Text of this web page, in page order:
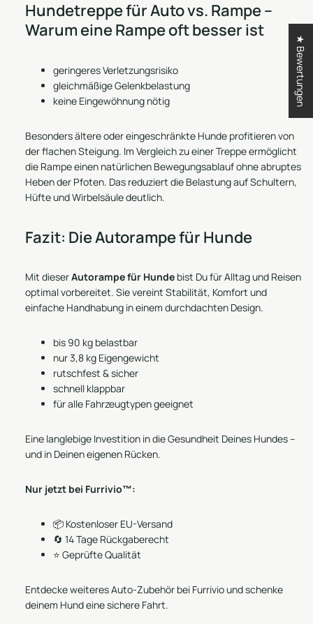
Hundetreppe für Auto vs. Rampe –
Warum eine Rampe oft besser ist
geringeres Verletzungsrisiko
gleichmäßige Gelenkbelastung
keine Eingewöhnung nötig
Besonders ältere oder eingeschränkte Hunde profitieren von
der flachen Steigung. Im Vergleich zu einer Treppe ermöglicht
die Rampe einen natürlichen Bewegungsablauf ohne abruptes
Heben der Pfoten. Das reduziert die Belastung auf Schultern,
Hüfte und Wirbelsäule deutlich.
Fazit: Die Autorampe für Hunde
Mit dieserAutorampe für Hunde bist Du für Alltag und Reisen
optimal vorbereitet. Sie vereint Stabilität, Komfort und
einfache Handhabung in einem durchdachten Design.
bis 90 kg belastbar
nur 3,8 kg Eigengewicht
rutschfest & sicher
schnell klappbar
für alle Fahrzeugtypen geeignet
Eine langlebige Investition in die Gesundheit Deines Hundes –
und in Deinen eigenen Rücken.
Nur jetzt bei Furrivio™:
📦 Kostenloser EU-Versand
🔄 14 Tage Rückgaberecht
⭐ Geprüfte Qualität
Entdecke weiteresAuto-Zubehör bei Furrivio und schenke
deinem Hund eine sichere Fahrt.
★ Bewertungen